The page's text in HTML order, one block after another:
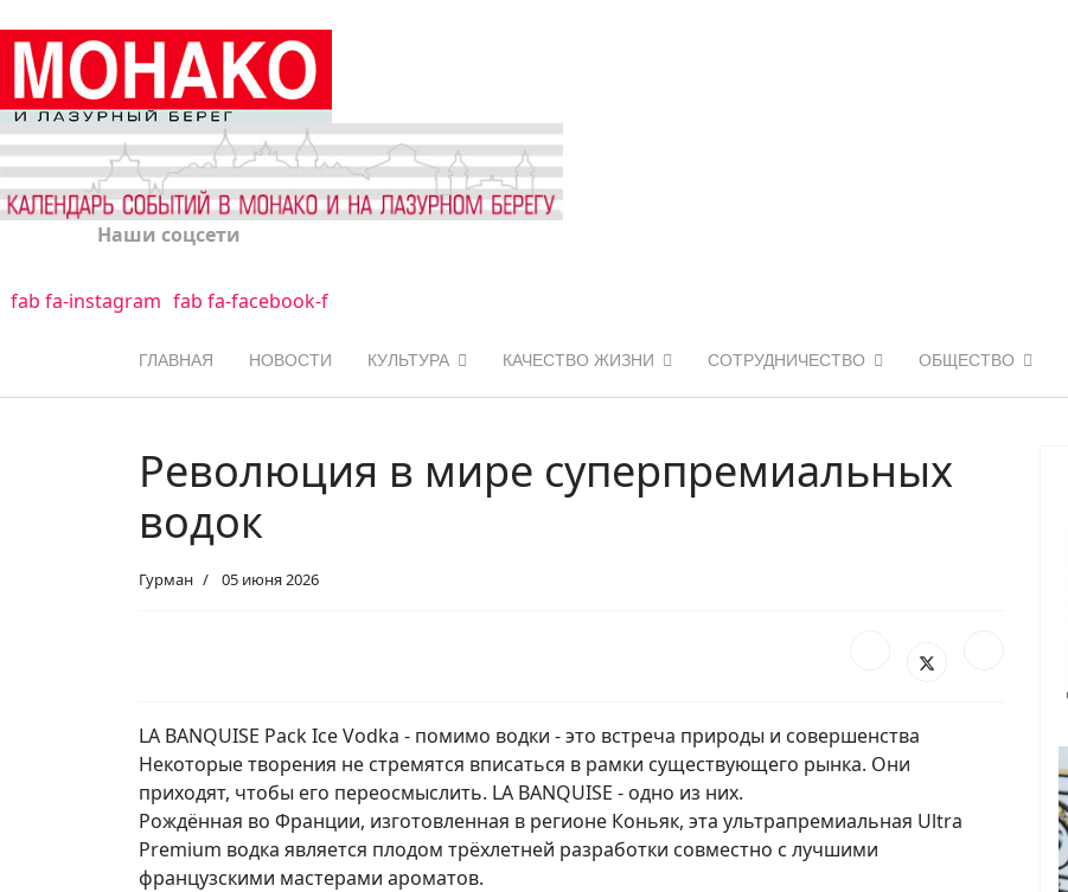
Наши соцсети
fab fa-instagram fab fa-facebook-f
ГЛАВНАЯ НОВОСТИ КУЛЬТУРА КАЧЕСТВО ЖИЗНИ СОТРУДНИЧЕСТВО ОБЩЕСТВО
Революция в мире суперпремиальных
водок
Гурман 05 июня 2026
LA BANQUISE Pack Ice Vodka - помимо водки - это встреча природы и совершенства
Некоторые творения не стремятся вписаться в рамки существующего рынка. Они
приходят, чтобы его переосмыслить. LA BANQUISE - одно из них.
Рождённая во Франции, изготовленная в регионе Коньяк, эта ультрапремиальная Ultra
Premium водка является плодом трёхлетней разработки совместно с лучшими
французскими мастерами ароматов.